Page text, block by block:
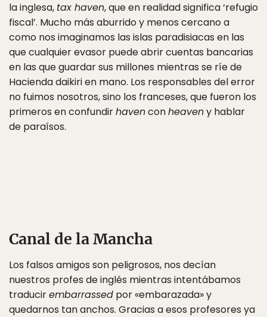
la inglesa, tax haven, que en realidad significa ‘refugio
fiscal’. Mucho más aburrido y menos cercano a
como nos imaginamos las islas paradisiacas en las
que cualquier evasor puede abrir cuentas bancarias
en las que guardar sus millones mientras se ríe de
Hacienda daikiri en mano. Los responsables del error
no fuimos nosotros, sino los franceses, que fueron los
primeros en confundirhavenconheaveny hablar
de paraísos.
Canal de la Mancha
Los falsos amigos son peligrosos, nos decían
nuestros profes de inglés mientras intentábamos
traducirembarrassed por «embarazada» y
quedarnos tan anchos. Gracias a esos profesores ya